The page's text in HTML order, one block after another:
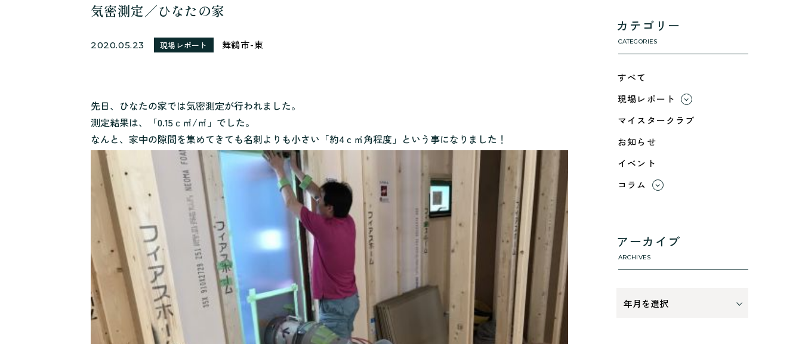
気密測定／ひなたの家
2020.05.23 現場レポート 舞鶴市-東
先日、ひなたの家では気密測定が行われました。
測定結果は、「0.15ｃ㎡/㎡」でした。
なんと、家中の隙間を集めてきても名刺よりも小さい「約4ｃ㎡角程度」という事になりました！
カテゴリー
CATEGORIES
すべて
現場レポート
すべて
綾部市
舞鶴市-中
舞鶴市-東
マイスタークラブ
お知らせ
イベント
コラム
断熱性のこと
アーカイブ
ARCHIVES